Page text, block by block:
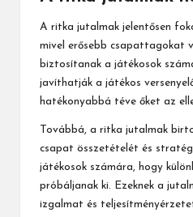
A ritka jutalmak jelentősen
mivel erősebb csapattagokat
biztosítanak a játékosok
javíthatják a játékos
hatékonyabbá téve őket az
Továbbá, a ritka jutalmak
csapat összetételét és
játékosok számára, hogy
próbáljanak ki. Ezeknek a
izgalmat és